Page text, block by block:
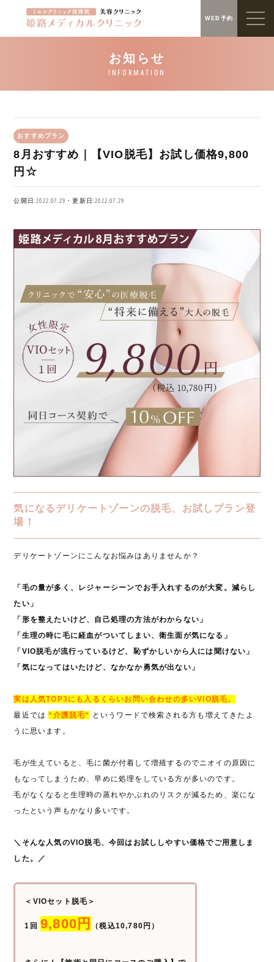
WEB予約
おすすめプラン
8月おすすめ｜【VIO脱毛】お試し価格9,800
円☆
公開日:2022.07.29・更新日:2022.07.29
気になるデリケートゾーンの脱毛、お試しプラン登
場！
デリケートゾーンにこんなお悩みはありませんか？
「毛の量が多く、レジャーシーンでお手入れするのが大変。減らし
たい」
「形を整えたいけど、自己処理の方法がわからない」
「生理の時に毛に経血がついてしまい、衛生面が気になる」
「VIO脱毛が流行っているけど、恥ずかしいから人には聞けない」
「気になってはいたけど、なかなか勇気が出ない」
実は人気TOP3にも入るくらいお問い合わせの多いVIO脱毛。
最近では “介護脱毛“
というワードで検索される方も増えてきたよ
うに思います。
毛が生えていると、毛に菌が付着して増殖するのでニオイの原因に
もなってしまうため、早めに処理をしている方が多いのです。
毛がなくなると生理時の蒸れやかぶれのリスクが減るため、楽にな
ったという声もかなり多いです。
＼そんな人気のVIO脱毛、今回はお試ししやすい価格でご用意しま
した。／
＜VIOセット脱毛＞
1回 9,800円 （税込10,780円）